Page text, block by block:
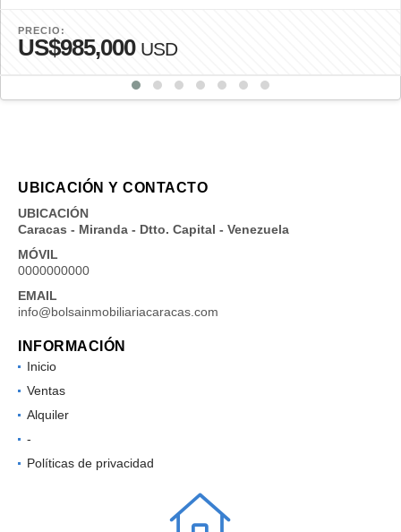
PRECIO:
US$985,000 USD
UBICACIÓN Y CONTACTO
UBICACIÓN
Caracas - Miranda - Dtto. Capital - Venezuela
MÓVIL
0000000000
EMAIL
info@bolsainmobiliariacaracas.com
INFORMACIÓN
Inicio
Ventas
Alquiler
-
Políticas de privacidad